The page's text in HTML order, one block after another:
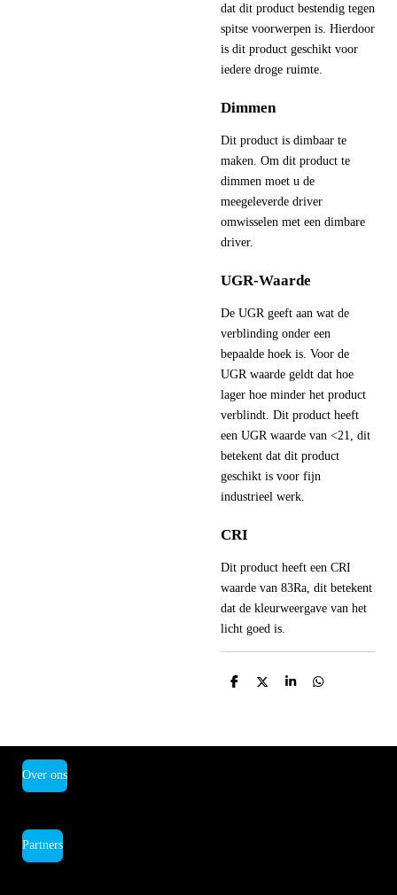
dat dit product bestendig tegen
spitse voorwerpen is. Hierdoor
is dit product geschikt voor
iedere droge ruimte.
Dimmen
Dit product is dimbaar te
maken. Om dit product te
dimmen moet u de
meegeleverde driver
omwisselen met een dimbare
driver.
UGR-Waarde
De UGR geeft aan wat de
verblinding onder een
bepaalde hoek is. Voor de
UGR waarde geldt dat hoe
lager hoe minder het product
verblindt. Dit product heeft
een UGR waarde van <21, dit
betekent dat dit product
geschikt is voor fijn
industrieel werk.
CRI
Dit product heeft een CRI
waarde van 83Ra, dit betekent
dat de kleurweergave van het
licht goed is.
D
D
S
D
Over ons
Partners